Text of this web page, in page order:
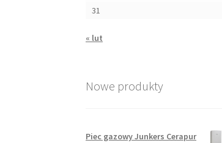
31
« lut
Nowe produkty
Piec gazowy Junkers Cerapur